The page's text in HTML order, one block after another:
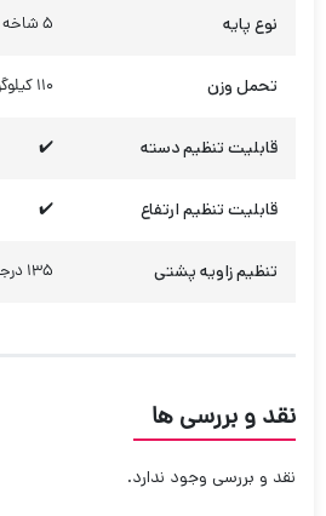
نوع پایه 5 شاخه
تحمل وزن 110 کیلوگرم
قابلیت تنظیم دسته ✔️
قابلیت تنظیم ارتفاع ✔️
تنظیم زاویه پشتی 135 درجه
نقد و بررسی ها
نقد و بررسی وجود ندارد.